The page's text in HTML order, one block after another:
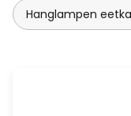
Hanglampen